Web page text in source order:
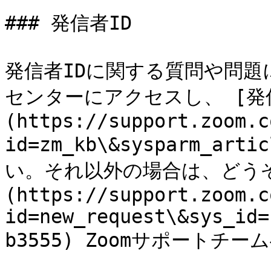
### 発信者ID
発信者IDに関する質問や問題
センターにアクセスし、 [発
(https://
い。それ以外の場合は、ど
(https://
b3555) Zoomサポートチー